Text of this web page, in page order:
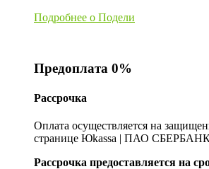
Подробнее о Подели
Предоплата 0%
Рассрочка
Оплата осуществляется на
странице Юkassa | ПАО
Рассрочка предоставляется на